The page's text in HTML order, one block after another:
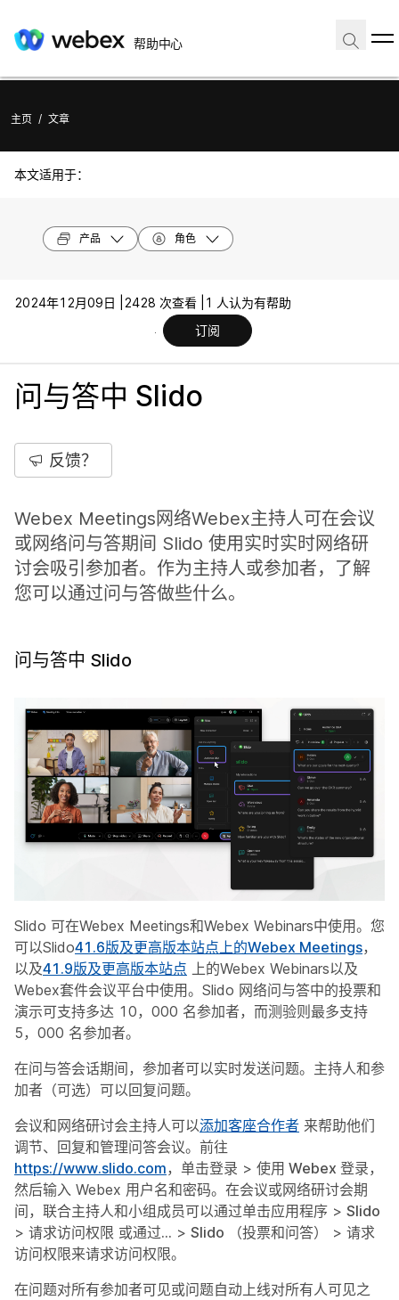
帮助中心
主页 / 文章
本文适用于：
产品 角色
2024年12月09日 | 2428 次查看 |
1 人认为有帮助
订阅
问与答中 Slido
反馈？
Webex Meetings网络Webex主持人可在会议
或网络问与答期间 Slido 使用实时实时网络研
讨会吸引参加者。作为主持人或参加者，了解
您可以通过问与答做些什么。
问与答中 Slido
Slido 可在Webex Meetings和Webex Webinars中使用。您
可以Slido41.6版及更高版本站点上的Webex Meetings，
以及41.9版及更高版本站点 上的Webex Webinars以及
Webex套件会议平台中使用。Slido 网络问与答中的投票和
演示可支持多达 10，000 名参加者，而测验则最多支持
5，000 名参加者。
在问与答会话期间，参加者可以实时发送问题。主持人和参
加者（可选）可以回复问题。
会议和网络研讨会主持人可以添加客座合作者 来帮助他们
调节、回复和管理问答会议。前往
https://www.slido.com，单击登录 > 使用 Webex 登录，
然后输入 Webex 用户名和密码。在会议或网络研讨会期
间，联合主持人和小组成员可以通过单击应用程序 > Slido
> 请求访问权限 或通过… > Slido （投票和问答） > 请求
访问权限来请求访问权限。
在问题对所有参加者可见或问题自动上线对所有人可见之